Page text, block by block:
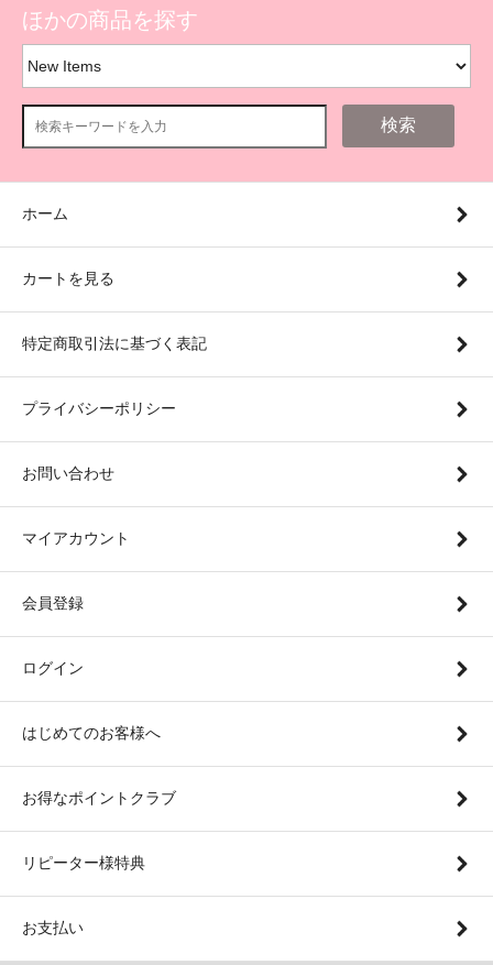
ほかの商品を探す
検索
ホーム
カートを見る
特定商取引法に基づく表記
プライバシーポリシー
お問い合わせ
マイアカウント
会員登録
ログイン
はじめてのお客様へ
お得なポイントクラブ
リピーター様特典
お支払い